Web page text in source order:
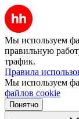
Мы используем
правильную
трафик.
Правила
Мы используем
файлов cookie
Понятно